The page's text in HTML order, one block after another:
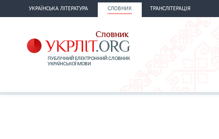
УКРАЇНСЬКА ЛІТЕРАТУРА СЛОВНИК ТРАНСЛІТЕРАЦІЯ